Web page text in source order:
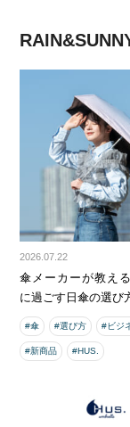
2026.07.22
傘メーカーが教え
に過ごす日傘の選び
#傘 #選び方 #ビジ
#新商品 #HUS.